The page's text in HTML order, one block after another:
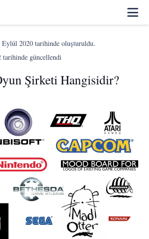
Eylül 2020tarihinde oluşturuldu.
tarihinde güncellendi
Şirketi Hangisidir?